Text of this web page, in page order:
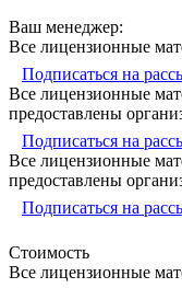
Ваш менеджер:
Все лицензионные
Подписаться на
Все лицензионные
предоставлены
Подписаться на
Все лицензионные
предоставлены
Подписаться на
Стоимость
Все лицензионные